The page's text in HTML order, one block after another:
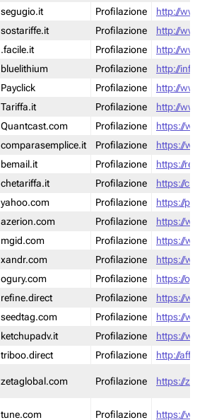
segugio.it Profilazione
http://
sostariffe.it Profilazione
http://
.facile.it Profilazione
http://
bluelithium Profilazione
http://
Payclick Profilazione
http://
Tariffa.it Profilazione
http://
Quantcast.com Profilazione
https://
comparasemplice.it Profilazione
https://
bemail.it Profilazione
https://
chetariffa.it Profilazione
https://
yahoo.com Profilazione
https://
azerion.com Profilazione
https://
mgid.com Profilazione
https://
xandr.com Profilazione
https://
ogury.com Profilazione
https://
refine.direct Profilazione
https://
seedtag.com Profilazione
https://
ketchupadv.it Profilazione
https://
triboo.direct Profilazione
http://
zetaglobal.com Profilazione https://
tune.com Profilazione https://